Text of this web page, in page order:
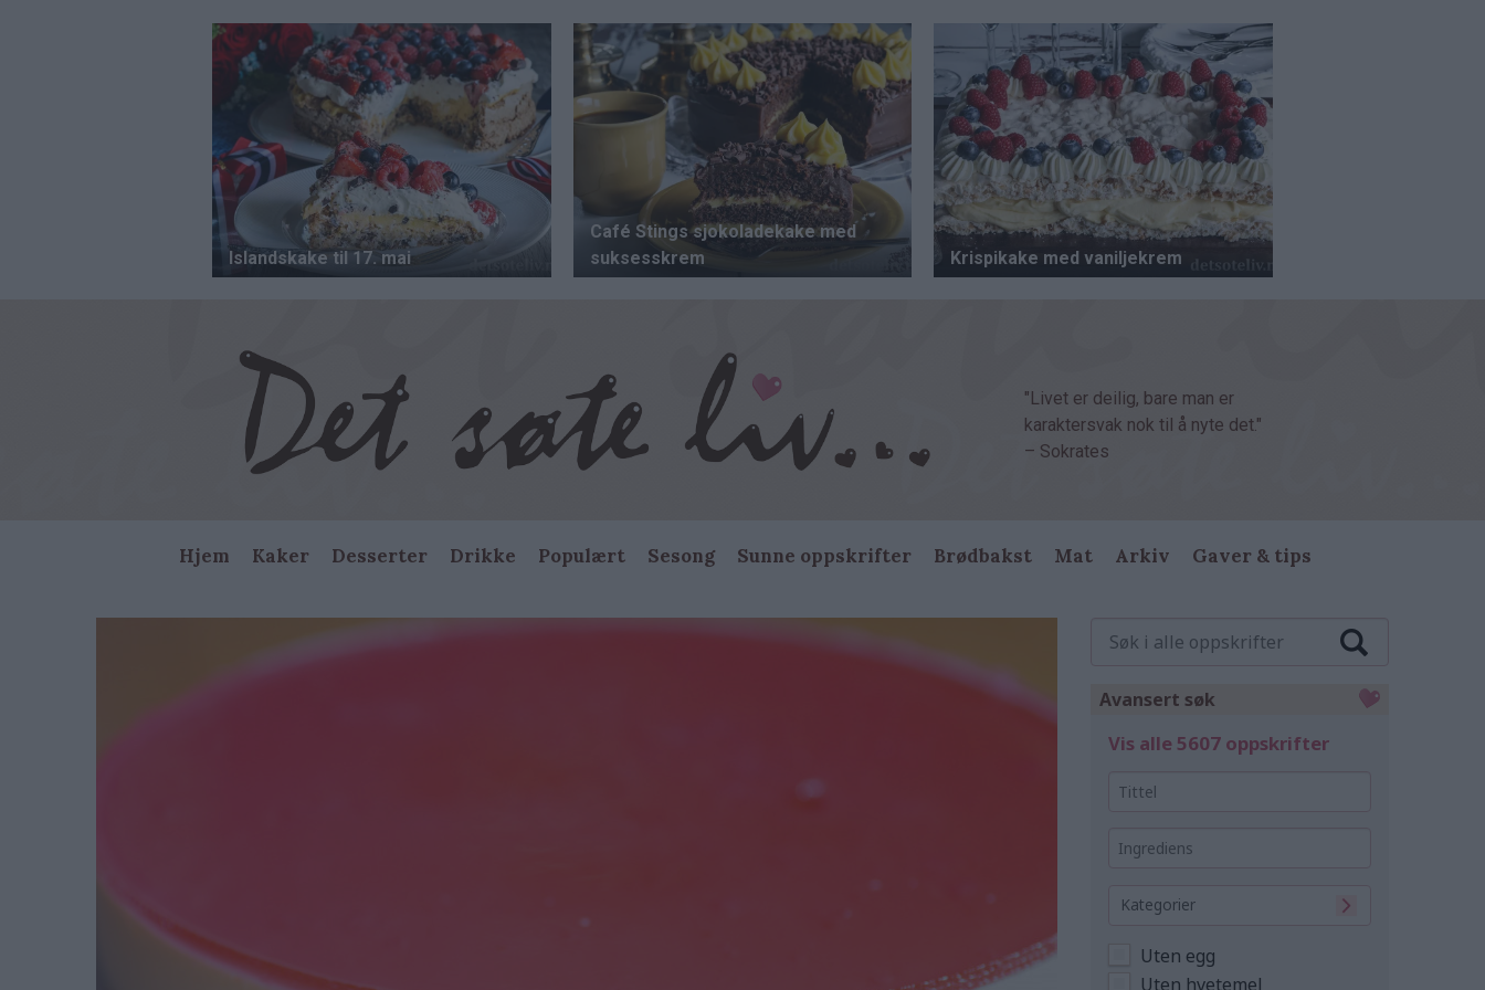
"Livet er deilig, bare man er
karaktersvak nok til å nyte det."
– Sokrates
Main
navigation
Hjem Kaker Desserter Drikke Populært Sesong Sunne oppskrifter Brødbakst Mat Arkiv Gaver & tips
Avansert søk
Vis alle 5607 oppskrifter
Kategorier
Uten egg
Uten hvetemel